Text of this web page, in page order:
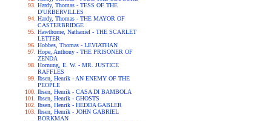
Hardy, Thomas - TESS OF THE
D'URBERVILLES
Hardy, Thomas - THE MAYOR OF
CASTERBRIDGE
Hawthorne, Nathaniel - THE SCARLET
LETTER
Hobbes, Thomas - LEVIATHAN
Hope, Anthony - THE PRISONER OF
ZENDA
Hornung, E. W. - MR. JUSTICE
RAFFLES
Ibsen, Henrik - AN ENEMY OF THE
PEOPLE
Ibsen, Henrik - CASA DI BAMBOLA
Ibsen, Henrik - GHOSTS
Ibsen, Henrik - HEDDA GABLER
Ibsen, Henrik - JOHN GABRIEL
BORKMAN